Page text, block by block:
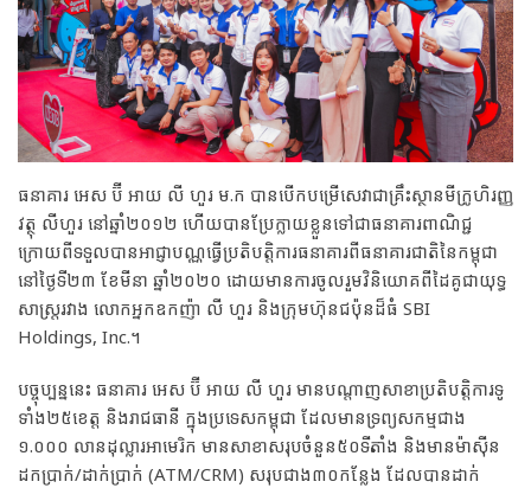
ធនាគារ អេស ប៊ី អាយ លី ហួរ ម.ក បានបើកបម្រើសេវាជាគ្រឹះស្ថានមីក្រូហិរញ្ញ
វត្ថុ លីហួរ នៅឆ្នាំ២០១២ ហើយបានប្រែក្លាយខ្លួនទៅជាធនាគារពាណិជ្ជ
ក្រោយពីទទួលបានអាជ្ញាបណ្ណធ្វើប្រតិបត្តិការធនាគារពីធនាគារជាតិនៃកម្ពុជា
នៅថ្ងៃទី២៣ ខែមីនា ឆ្នាំ២០២០ ដោយមានការចូលរួមវិនិយោគពីដៃគូជាយុទ្ធ
សាស្រ្តរវាង លោកអ្នកឧកញ៉ា លី ហួរ និងក្រុមហ៊ុនជប៉ុនដ៏ធំ SBI
Holdings, Inc.។
បច្ចុប្បន្ននេះ ធនាគារ អេស ប៊ី អាយ លី ហួរ មានបណ្តាញសាខាប្រតិបត្តិការទូ
ទាំង២៥ខេត្ត និងរាជធានី ក្នុងប្រទេសកម្ពុជា ដែលមានទ្រព្យសកម្មជាង
១.០០០ លានដុល្លារអាមេរិក មានសាខាសរុបចំនួន៥០ទីតាំង និងមានម៉ាស៊ីន
ដកប្រាក់/ដាក់ប្រាក់ (ATM/CRM) សរុបជាង៣០កន្លែង ដែលបានដាក់